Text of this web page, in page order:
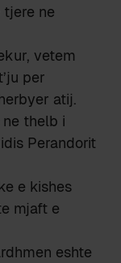
ne
vetem
per
atij.
thelb i
Perandorit
e kishes
mjaft e
eshte